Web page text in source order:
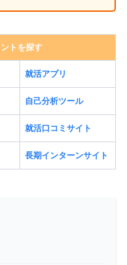
トを探す
就活アプリ
自己分析ツール
就活口コミサイト
長期インターンサイト